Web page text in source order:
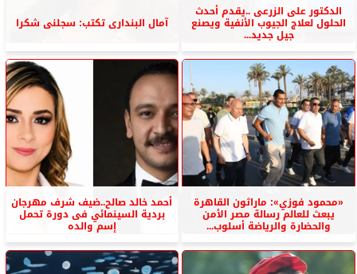
الدكتور على الزرعى ..يقدم أحدث
الحلول لعلاج الجيوب الأنفية ويصنع
جيل جديد...
آمال البندارى تكتب: سجلنى شكرا
«محمود فوزي»: ماراثون القاهرة
يبعث للعالم رسالة مصر الأمن
والحضارة والرياضة أسلوب...
أحمد خالد صالح..ضيف شرف مهرجان
بردية السينمائي فى دورة تحمل
إسم والده